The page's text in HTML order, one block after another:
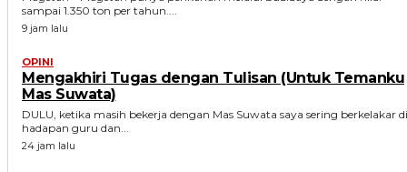
sampai 1.350 ton per tahun....
9 jam lalu
OPINI
Mengakhiri Tugas dengan Tulisan (Untuk Temanku
Mas Suwata)
DULU, ketika masih bekerja dengan Mas Suwata saya sering berkelakar di
hadapan guru dan...
24 jam lalu